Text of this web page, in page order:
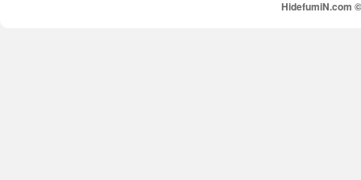
HidefumiN.com